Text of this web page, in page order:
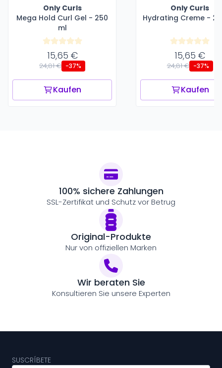
Only Curls
Mega Hold Curl Gel - 250
ml
15,65 €
24,81 € -37%
Kaufen
Only Curls
Hydrating Creme -
15,65 €
24,81 € -37%
Kaufen
100% sichere Zahlungen
SSL-Zertifikat und Schutz vor Betrug
Original-Produkte
Nur von offiziellen Marken
Wir beraten Sie
Konsultieren Sie unsere Experten
SUSCRÍBETE